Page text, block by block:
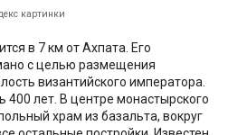
картинки
в 7 км от Ахпата. Его
с целью размещения
византийского императора.
лет. В центре монастырского
храм из базальта, вокруг